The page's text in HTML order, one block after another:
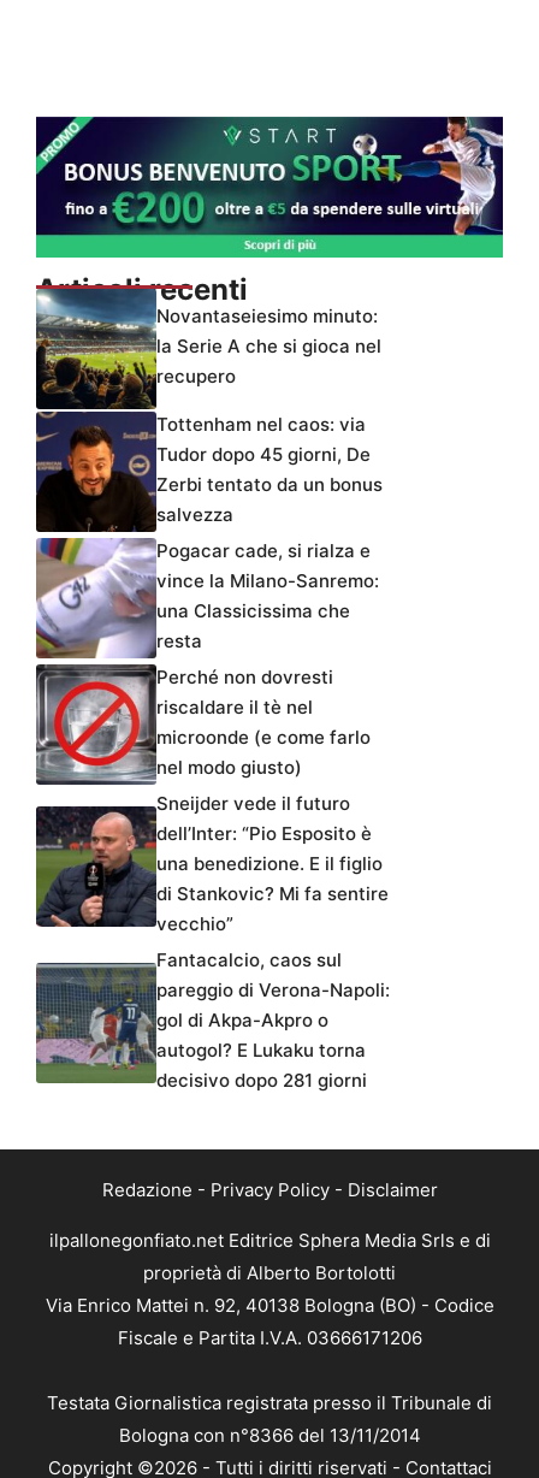
Articoli recenti
Novantaseiesimo minuto:
la Serie A che si gioca nel
recupero
Tottenham nel caos: via
Tudor dopo 45 giorni, De
Zerbi tentato da un bonus
salvezza
Pogacar cade, si rialza e
vince la Milano-Sanremo:
una Classicissima che
resta
Perché non dovresti
riscaldare il tè nel
microonde (e come farlo
nel modo giusto)
Sneijder vede il futuro
dell’Inter: “Pio Esposito è
una benedizione. E il figlio
di Stankovic? Mi fa sentire
vecchio”
Fantacalcio, caos sul
pareggio di Verona-Napoli:
gol di Akpa-Akpro o
autogol? E Lukaku torna
decisivo dopo 281 giorni
Redazione - Privacy Policy- Disclaimer
ilpallonegonfiato.net Editrice Sphera Media Srls e di
proprietà di Alberto Bortolotti
Via Enrico Mattei n. 92, 40138 Bologna (BO) - Codice
Fiscale e Partita I.V.A. 03666171206
Testata Giornalistica registrata presso il Tribunale di
Bologna con n°8366 del 13/11/2014
Copyright ©2026 - Tutti i diritti riservati - Contattaci